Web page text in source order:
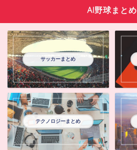
AI野球まとめ
サッカーまとめ
テクノロジーまとめ